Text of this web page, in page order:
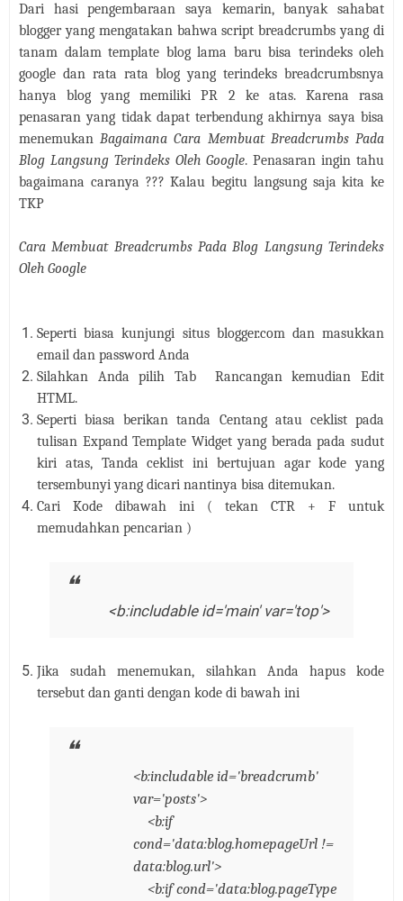
Dari hasi pengembaraan saya kemarin, banyak sahabat
blogger yang mengatakan bahwa script breadcrumbs yang di
tanam dalam template blog lama baru bisa terindeks oleh
google dan rata rata blog yang terindeks breadcrumbsnya
hanya blog yang memiliki PR 2 ke atas. Karena rasa
penasaran yang tidak dapat terbendung akhirnya saya bisa
menemukanBagaimana Cara Membuat Breadcrumbs Pada
Blog Langsung Terindeks Oleh Google. Penasaran ingin tahu
bagaimana caranya ??? Kalau begitu langsung saja kita ke
TKP
Cara Membuat Breadcrumbs Pada Blog Langsung Terindeks
Oleh Google
Seperti biasa kunjungi situs blogger.com dan masukkan
email dan password Anda
Silahkan Anda pilih Tab
Rancangan kemudian Edit
HTML.
Seperti biasa berikan tanda Centang atau ceklist pada
tulisan Expand Template Widget yang berada pada sudut
kiri atas, Tanda ceklist ini bertujuan agar kode yang
tersembunyi yang dicari nantinya bisa ditemukan.
Cari Kode dibawah ini ( tekan CTR + F untuk
memudahkan pencarian )
<b:includable id='main' var='top'>
Jika sudah menemukan, silahkan Anda hapus kode
tersebut dan ganti dengan kode di bawah ini
<b:includable id='breadcrumb'
var='posts'>
<b:if
cond='data:blog.homepageUrl !=
data:blog.url'>
<b:if cond='data:blog.pageType